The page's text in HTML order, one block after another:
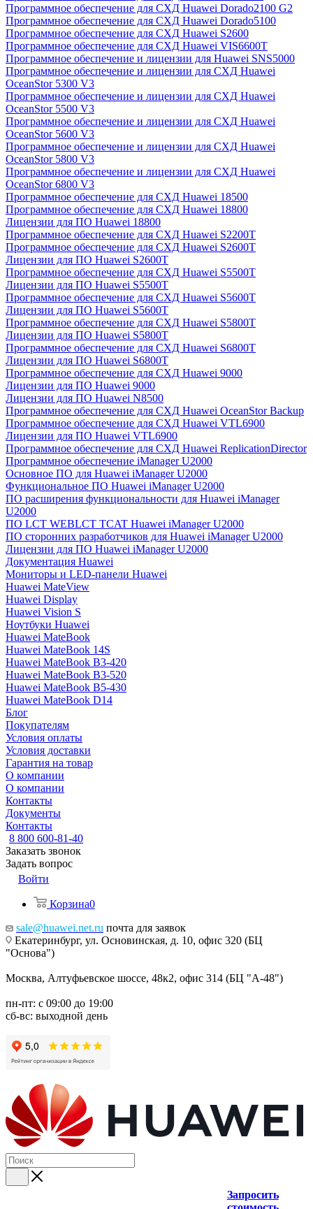
Программное обеспечение для СХД Huawei Dorado2100 G2
Программное обеспечение для СХД Huawei Dorado5100
Программное обеспечение для СХД Huawei S2600
Программное обеспечение для СХД Huawei VIS6600T
Программное обеспечение и лицензии для Huawei SNS5000
Программное обеспечение и лицензии для СХД Huawei
OceanStor 5300 V3
Программное обеспечение и лицензии для СХД Huawei
OceanStor 5500 V3
Программное обеспечение и лицензии для СХД Huawei
OceanStor 5600 V3
Программное обеспечение и лицензии для СХД Huawei
OceanStor 5800 V3
Программное обеспечение и лицензии для СХД Huawei
OceanStor 6800 V3
Программное обеспечение для СХД Huawei 18500
Программное обеспечение для СХД Huawei 18800
Лицензии для ПО Huawei 18800
Программное обеспечение для СХД Huawei S2200T
Программное обеспечение для СХД Huawei S2600T
Лицензии для ПО Huawei S2600T
Программное обеспечение для СХД Huawei S5500T
Лицензии для ПО Huawei S5500T
Программное обеспечение для СХД Huawei S5600T
Лицензии для ПО Huawei S5600T
Программное обеспечение для СХД Huawei S5800T
Лицензии для ПО Huawei S5800T
Программное обеспечение для СХД Huawei S6800T
Лицензии для ПО Huawei S6800T
Программное обеспечение для СХД Huawei 9000
Лицензии для ПО Huawei 9000
Лицензии для ПО Huawei N8500
Программное обеспечение для СХД Huawei OceanStor Backup
Программное обеспечение для СХД Huawei VTL6900
Лицензии для ПО Huawei VTL6900
Программное обеспечение для СХД Huawei ReplicationDirector
Программное обеспечение iManager U2000
Основное ПО для Huawei iManager U2000
Функциональное ПО Huawei iManager U2000
ПО расширения функциональности для Huawei iManager
U2000
ПО LCT WEBLCT TCAT Huawei iManager U2000
ПО сторонних разработчиков для Huawei iManager U2000
Лицензии для ПО Huawei iManager U2000
Документация Huawei
Мониторы и LED-панели Huawei
Huawei MateView
Huawei Display
Huawei Vision S
Ноутбуки Huawei
Huawei MateBook
Huawei MateBook 14S
Huawei MateBook B3-420
Huawei MateBook B3-520
Huawei MateBook B5-430
Huawei MateBook D14
Блог
Покупателям
Условия оплаты
Условия доставки
Гарантия на товар
О компании
О компании
Контакты
Документы
Контакты
8 800 600-81-40
Заказать звонок
Задать вопрос
Войти
Корзина0
sale@huawei.net.ru почта для заявок
Екатеринбург, ул. Основинская, д. 10, офис 320 (БЦ
"Основа")
Москва, Алтуфьевское шоссе, 48к2, офис 314 (БЦ "А-48")
пн-пт: с 09:00 до 19:00
сб-вс: выходной день
Запросить